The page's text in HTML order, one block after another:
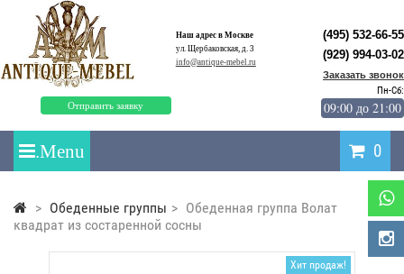
Наш адрес в Москве
ул. Щербаковская, д. 3
info@antique-mebel.ru
Отправить заявку
(495) 532-66-55
(929) 994-03-02
Заказать звонок
Пн-Сб:
09:00 до 21:00
0
> Обеденные группы > Обеденная группа Волат
квадрат из состаренной сосны
Хит продаж!